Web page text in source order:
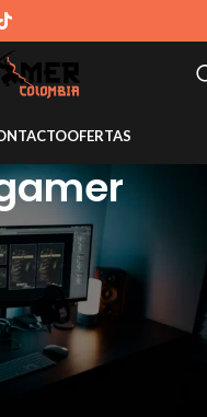
OFERTAS